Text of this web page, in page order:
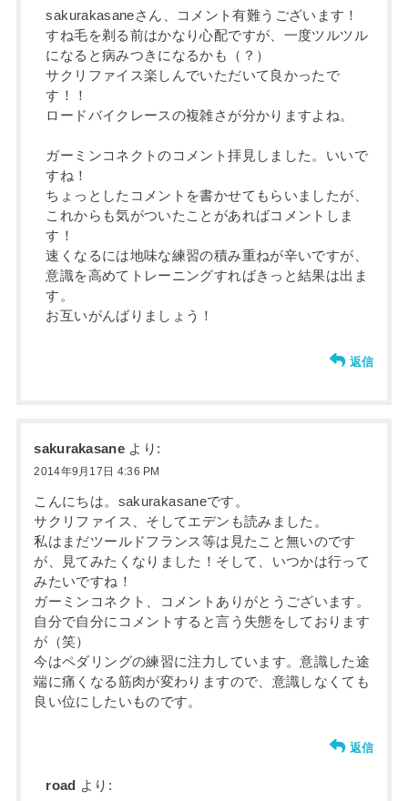
sakurakasaneさん、コメント有難うございます！
すね毛を剃る前はかなり心配ですが、一度ツルツル
になると病みつきになるかも（？）
サクリファイス楽しんでいただいて良かったで
す！！
ロードバイクレースの複雑さが分かりますよね。
ガーミンコネクトのコメント拝見しました。いいで
すね！
ちょっとしたコメントを書かせてもらいましたが、
これからも気がついたことがあればコメントしま
す！
速くなるには地味な練習の積み重ねが辛いですが、
意識を高めてトレーニングすればきっと結果は出ま
す。
お互いがんばりましょう！
返信
sakurakasane より:
2014年9月17日 4:36 PM
こんにちは。sakurakasaneです。
サクリファイス、そしてエデンも読みました。
私はまだツールドフランス等は見たこと無いのです
が、見てみたくなりました！そして、いつかは行って
みたいですね！
ガーミンコネクト、コメントありがとうございます。
自分で自分にコメントすると言う失態をしております
が（笑）
今はペダリングの練習に注力しています。意識した途
端に痛くなる筋肉が変わりますので、意識しなくても
良い位にしたいものです。
返信
road より: